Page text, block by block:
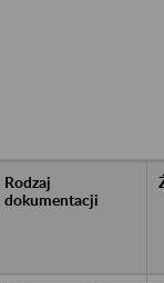
Rodzaj
dokumentacji